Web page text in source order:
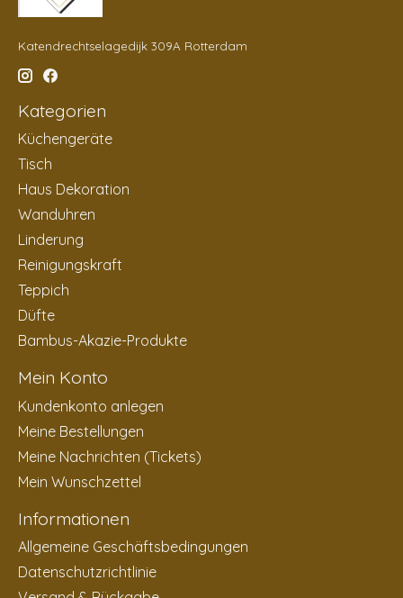
Katendrechtselagedijk 309A Rotterdam
Kategorien
Küchengeräte
Tisch
Haus Dekoration
Wanduhren
Linderung
Reinigungskraft
Teppich
Düfte
Bambus-Akazie-Produkte
Mein Konto
Kundenkonto anlegen
Meine Bestellungen
Meine Nachrichten (Tickets)
Mein Wunschzettel
Informationen
Allgemeine Geschäftsbedingungen
Datenschutzrichtlinie